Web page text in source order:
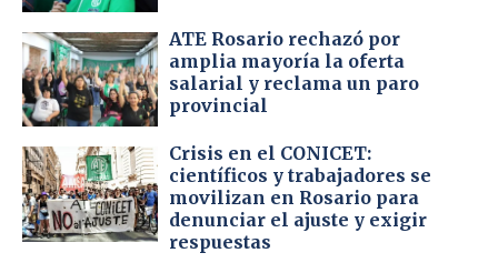
ATE Rosario rechazó por
amplia mayoría la oferta
salarial y reclama un paro
provincial
Crisis en el CONICET:
científicos y trabajadores se
movilizan en Rosario para
denunciar el ajuste y exigir
respuestas